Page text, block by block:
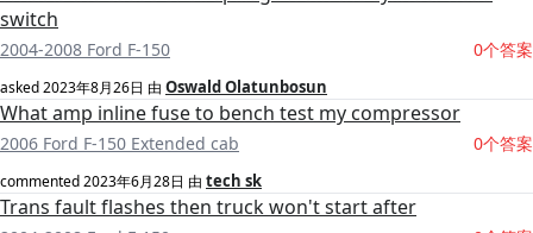
switch
2004-2008 Ford F-150 0个答案
asked2023年8月26日 由 Oswald Olatunbosun
What amp inline fuse to bench test my compressor
2006 Ford F-150 Extended cab 0个答案
commented2023年6月28日 由 tech sk
Trans fault flashes then truck won't start after